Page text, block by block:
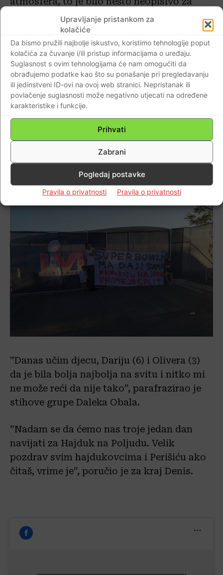
Upravljanje pristankom za
kolačiće
Da bismo pružili najbolje iskustvo, koristimo tehnologije poput
kolačića za čuvanje i/ili pristup informacijama o uređaju.
Suglasnost s ovim tehnologijama će nam omogućiti da
obrađujemo podatke kao što su ponašanje pri pregledavanju
ili jedinstveni ID-ovi na ovoj web stranici. Nepristanak ili
povlačenje suglasnosti može negativno utjecati na određene
karakteristike i funkcije.
Prihvati
Zabrani
Pogledaj postavke
Pravila o privatnosti Pravila o privatnosti
mene sa osam godina”, kaže Denis.
”Ne sjećam se jesmo ili igrali protiv Zvezde
ili Partizana, ali sad kad se sjetim moji su
roditelji bili ludi kad su me odveli na takvu
utakmicu. Poslije utakmice smo morali
bježati jer su letjela kamenja, sjećam se i
neke tučnjave. Nisam mogao shvatiti što se
sve događa”, prisjetio se Denis čiji su
roditelji s otoka Krapnja kraj Šibenika.
”Perišiću, vrime je”
”Danas učim djecu, Dariju (6) i Olivera (3)
da je bila bolja najbolja na svitu i nitko mi
ne može reći da nije tako”, parafrazirao je
stihove grupe Daleka Obala.
”Nadam se da ćemo nas troje jedan dan
navijati za Hajduk na Poljudu. Velik
pozdrav svim hajdukovcima i Perišiću ako
čitaš, vrime je”, poručio je za kraj Denis.